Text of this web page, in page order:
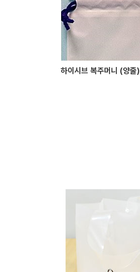
하이시브 복주머니 (양줄)